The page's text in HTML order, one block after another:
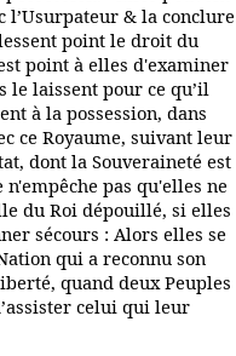
l’Usurpateur & la conclure
point le droit du
point à elles d'examiner
le laissent pour ce qu’il
à la possession, dans
ce Royaume, suivant leur
dont la Souveraineté est
pas qu'elles ne
du Roi dépouillé, si elles
sécours : Alors elles se
qui a reconnu son
quand deux Peuples
celui qui leur